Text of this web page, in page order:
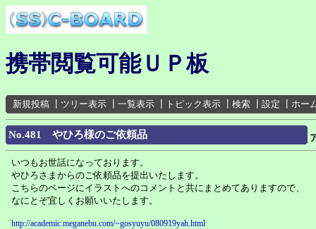
携帯閲覧可能ＵＰ板
新規投稿 ツリー表示 一覧表示 トピック表示 検索 設定 ホー
No.481 やひろ様のご依頼品
いつもお世話になっております。
やひろさまからのご依頼品を提出いたします。
こちらのページにイラストへのコメントと共にまとめてありますので、
なにとぞ宜しくお願いいたします。
http://academic.meganebu.com/~gosyuyu/080919yah.html